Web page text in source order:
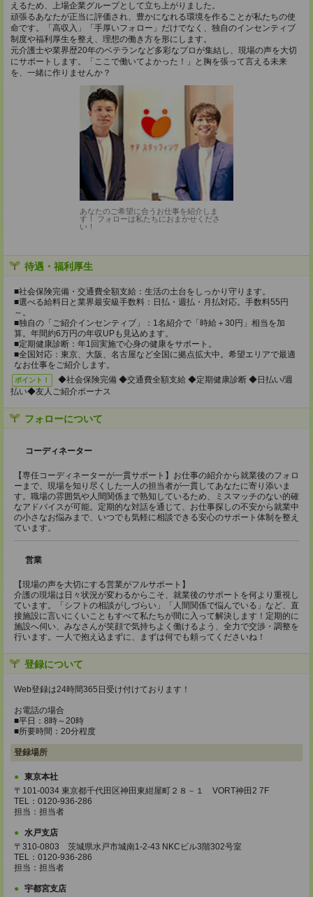
えるため、上場企業グループとして立ち上がりました。
頑張るあなたが正当に評価され、豊かになれる環境を作ることが私たちの使
命です。「高収入」「手厚いフォロー」だけでなく、独自のインセンティブ
制度や福利厚生を整え、理想の働き方を形にします。
元介護士や業界歴20年のベテランなど多彩なプロが集結し、現場の声を大切
にサポートします。「ここで働いてよかった！」と胸を張って言える未来
を、一緒に作りませんか？
あなたのご希望に合うお仕事を紹介しま
す！ フォローは私たちにおまかせくださ
い！
待遇・福利厚生
■社会保険完備・交通費全額支給：生活の土台をしっかり守ります。
■選べる給料日と業界最安級手数料：日払・週払・月払対応。手数料55円
～。
■独自の「ご紹介インセンティブ」：1名紹介で「時給＋30円」相当を加
算。年間約6万円の年収UPも見込めます。
■定期健康診断：年1回実施で心身の健康をサポート。
■全国対応：東京、大阪、名古屋など全国に拠点拡大中。希望エリアで最適
なお仕事をご紹介します。
ポイント！
◆社会保険完備 ◆交通費全額支給 ◆定期健康診断 ◆日払い/週
払い◆友人ご紹介ボーナス
フォローについて
コーディネーター
【専任コーディネーターが一貫サポート】お仕事の紹介から就業後のフォロ
ーまで、現場を知り尽くした一人の担当者が一貫してあなたに寄り添いま
す。職場の雰囲気や人間関係まで熟知しているため、ミスマッチのない的確
なアドバイスが可能。定期的な対話を通じて、お仕事探しの不安から就業中
の小さなお悩みまで、いつでも気軽に相談できる安心のサポート体制を整え
ています。
営業
【現場の声を大切にする営業がフルサポート】
介護の現場は日々状況が変わるからこそ、就業後のサポートを何より重視し
ています。「シフトの相談がしづらい」「人間関係で悩んでいる」など、直
接施設に言いにくいこともすべて私たちが間に入って解決します！定期的に
施設へ伺い、みなさんが笑顔で気持ちよく働けるよう、全力で交渉・調整を
行います。一人で抱え込まずに、まずは何でも頼ってくださいね！
登録について
Web登録は24時間365日受け付けております！
お電話の場合
■平日：8時～20時
■所要時間：20分程度
登録場所
東京本社
〒101-0034 東京都千代田区神田東紺屋町２８－１ VORT神田2 7F
TEL：0120-936-286
担当：担当者
水戸支店
〒310-0803 茨城県水戸市城南1-2-43 NKCビル3階302号室
TEL：0120-936-286
担当：担当者
宇都宮支店